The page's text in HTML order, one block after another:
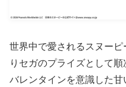
世界中で愛されるスヌーピ
りセガのプライズとして
バレンタインを意識した